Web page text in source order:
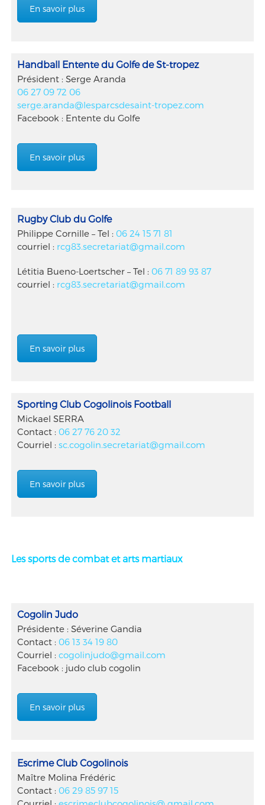
En savoir plus
Handball Entente du Golfe de St-tropez
Président : Serge Aranda
06 27 09 72 06
serge.aranda@lesparcsdesaint-tropez.com
Facebook : Entente du Golfe
En savoir plus
Rugby Club du Golfe
Philippe Cornille – Tel : 06 24 15 71 81
courriel : rcg83.secretariat@gmail.com
Létitia Bueno-Loertscher – Tel : 06 71 89 93 87
courriel : rcg83.secretariat@gmail.com
En savoir plus
Sporting Club Cogolinois Football
Mickael SERRA
Contact : 06 27 76 20 32
Courriel : sc.cogolin.secretariat@gmail.com
En savoir plus
Les sports de combat et arts martiaux
Cogolin Judo
Présidente : Séverine Gandia
Contact : 06 13 34 19 80
Courriel : cogolinjudo@gmail.com
Facebook : judo club cogolin
En savoir plus
Escrime Club Cogolinois
Maître Molina Frédéric
Contact : 06 29 85 97 15